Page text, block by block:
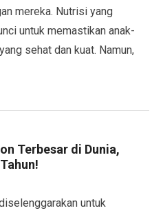
mereka. Nutrisi yang
untuk memastikan anak-
sehat dan kuat. Namun,
Terbesar di Dunia,
untuk